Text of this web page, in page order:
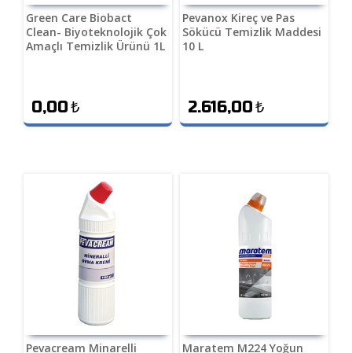
Green Care Biobact
Clean- Biyoteknolojik Çok
Amaçlı Temizlik Ürünü 1L
0,00₺
Pevanox Kireç ve Pas
Sökücü Temizlik Maddesi
10 L
2.616,00₺
Pevacream Minarelli
Maratem M224 Yoğun